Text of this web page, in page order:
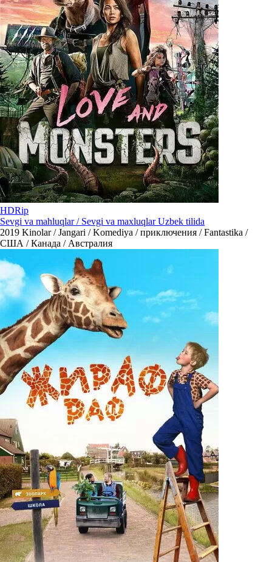
HDRip
Sevgi va mahluqlar / Sevgi va maxluqlar Uzbek tilida
2019 Kinolar / Jangari / Komediya / приключения / Fantastika /
США / Канада / Австралия